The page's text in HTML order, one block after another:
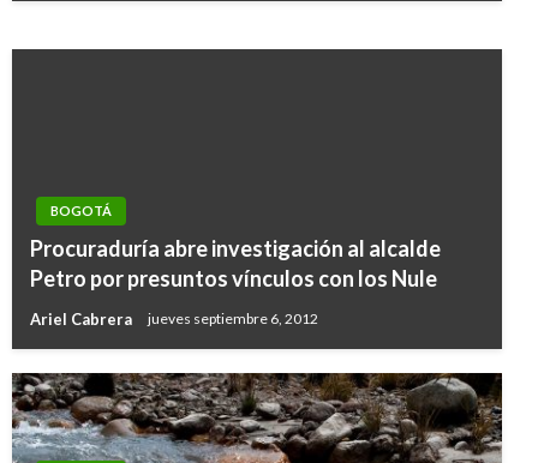
BOGOTÁ
Procuraduría abre investigación al alcalde
Petro por presuntos vínculos con los Nule
Ariel Cabrera jueves septiembre 6, 2012